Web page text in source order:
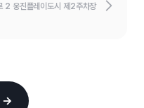
2 웅진플레이도시 제2주차장
→